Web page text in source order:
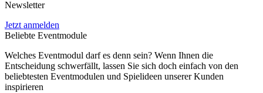
Newsletter
Jetzt anmelden
Beliebte Eventmodule
Welches Eventmodul darf es denn sein? Wenn Ihnen die
Entscheidung schwerfällt, lassen Sie sich doch einfach von den
beliebtesten Eventmodulen und Spielideen unserer Kunden
inspirieren